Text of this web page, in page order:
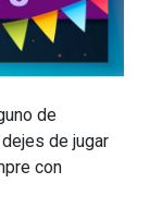
de
de jugar
con